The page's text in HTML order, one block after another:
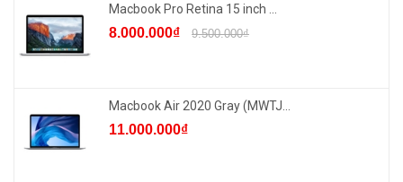
Macbook Pro Retina 15 inch ...
8.000.000₫ 9.500.000₫
Macbook Air 2020 Gray (MWTJ...
11.000.000₫